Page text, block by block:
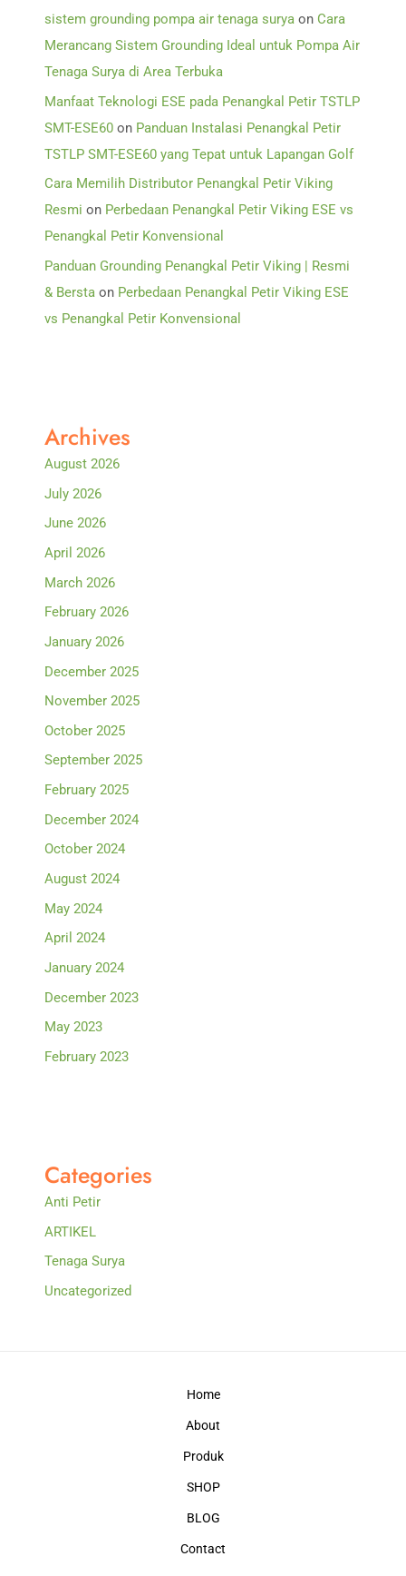
sistem grounding pompa air tenaga surya on Cara
Merancang Sistem Grounding Ideal untuk Pompa Air
Tenaga Surya di Area Terbuka
Manfaat Teknologi ESE pada Penangkal Petir TSTLP
SMT-ESE60 on Panduan Instalasi Penangkal Petir
TSTLP SMT-ESE60 yang Tepat untuk Lapangan Golf
Cara Memilih Distributor Penangkal Petir Viking
Resmi on Perbedaan Penangkal Petir Viking ESE vs
Penangkal Petir Konvensional
Panduan Grounding Penangkal Petir Viking | Resmi
& Bersta on Perbedaan Penangkal Petir Viking ESE
vs Penangkal Petir Konvensional
Archives
August 2026
July 2026
June 2026
April 2026
March 2026
February 2026
January 2026
December 2025
November 2025
October 2025
September 2025
February 2025
December 2024
October 2024
August 2024
May 2024
April 2024
January 2024
December 2023
May 2023
February 2023
Categories
Anti Petir
ARTIKEL
Tenaga Surya
Uncategorized
Home
About
Produk
SHOP
BLOG
Contact